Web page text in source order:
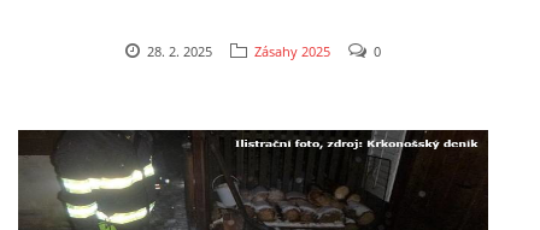
28. 2. 2025 Zásahy 2025 0